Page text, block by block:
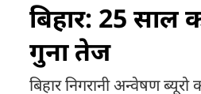
बिहार: 25 साल
गुना तेज
बिहार निगरानी अन्वेषण